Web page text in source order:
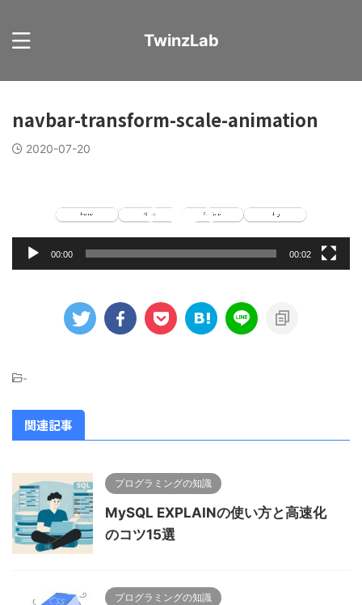
TwinzLab
navbar-transform-scale-animation
2020-07-20
レ
ヤ
00:00 00:02
-
関連記事
プログラミングの知識
MySQL EXPLAINの使い方と高速化
のコツ15選
プログラミングの知識